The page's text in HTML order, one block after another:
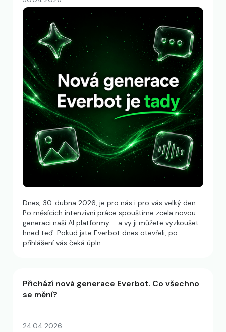
Dnes, 30. dubna 2026, je pro nás i pro vás velký den.
Po měsících intenzivní práce spouštíme zcela novou
generaci naší AI platformy – a vy ji můžete vyzkoušet
hned teď. Pokud jste Everbot dnes otevřeli, po
přihlášení vás čeká úpln…
Přichází nová generace Everbot. Co všechno
se mění?
24.04.2026